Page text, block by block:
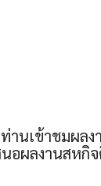
นเข้าชมผล
นอผลงานสห